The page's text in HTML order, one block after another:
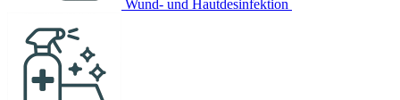
Wund- und Hautdesinfektion